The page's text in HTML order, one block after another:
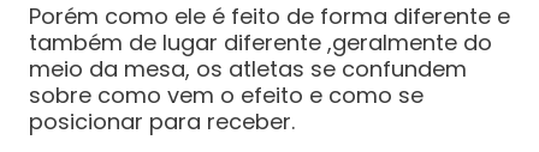
Porém como ele é feito de forma diferente e
também de lugar diferente ,geralmente do
meio da mesa, os atletas se confundem
sobre como vem o efeito e como se
posicionar para receber.